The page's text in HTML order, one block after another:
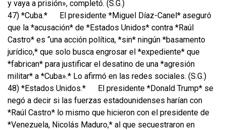
y vaya a prisión», completó. (S.G.)
47) *Cuba.*
El presidente *Miguel Díaz-Canel* aseguró
que la *acusación* de *Estados Unidos* contra *Raúl
Castro* es “una acción política, *sin* ningún *basamento
jurídico,* que solo busca engrosar el *expediente* que
*fabrican* para justificar el desatino de una *agresión
militar* a *Cuba».* Lo afirmó en las redes sociales. (S.G.)
48) *Estados Unidos.*
El presidente *Donald Trump* se
negó a decir si las fuerzas estadounidenses harían con
*Raúl Castro* lo mismo que hicieron con el presidente de
*Venezuela, Nicolás Maduro,* al que secuestraron en